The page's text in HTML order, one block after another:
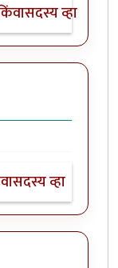
सदस्य व्हा
सदस्य व्हा